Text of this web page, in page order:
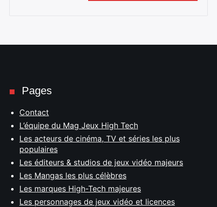
Pages
Contact
L’équipe du Mag Jeux High Tech
Les acteurs de cinéma, TV et séries les plus
populaires
Les éditeurs & studios de jeux vidéo majeurs
Les Mangas les plus célèbres
Les marques High-Tech majeures
Les personnages de jeux vidéo et licences